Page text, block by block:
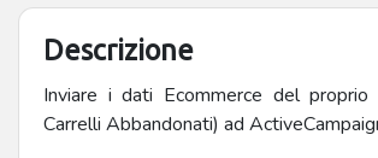
Descrizione
Inviare i dati Ecommerce del
Carrelli Abbandonati) ad